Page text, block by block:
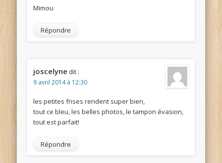
Mimou
Répondre
joscelyne dit :
9 avril 2014 à 12:30
les petites frises rendent super bien,
tout ce bleu, les belles photos, le tampon évasion,
tout est parfait!
Répondre